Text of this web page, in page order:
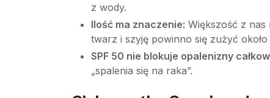
z wody.
Ilość ma znaczenie: Większość z nas
twarz i szyję powinno się zużyć
SPF 50 nie blokuje opalenizny
„spalenia się na raka”.